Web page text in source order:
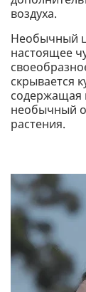
воздуха.
Необычный
настоящее
скрывается
содержащая
необычный
растения.